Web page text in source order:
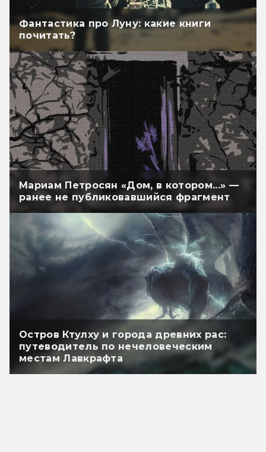
Фантастика про Луну: какие книги
почитать?
Мариам Петросян «Дом, в котором...» —
ранее не публиковавшийся фрагмент
Остров Ктулху и города древних рас:
путеводитель по нечеловеческим
местам Лавкрафта